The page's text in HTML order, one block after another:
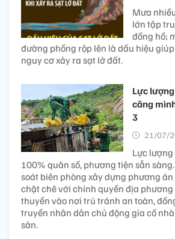
Mưa
lớn tập
đồng hồ;
đường phồng rộp lên là dấu hiệu
nguy cơ xảy ra sạt lở đất.
Lực
căng
3
21/07/
Lực
100% quân số, phương tiện sẵn
soát biên phòng xây dựng phương
chặt chẽ với chính quyền địa phương
thuyền vào nơi trú tránh an toàn,
truyền nhân dân chủ động gia cố
sản.